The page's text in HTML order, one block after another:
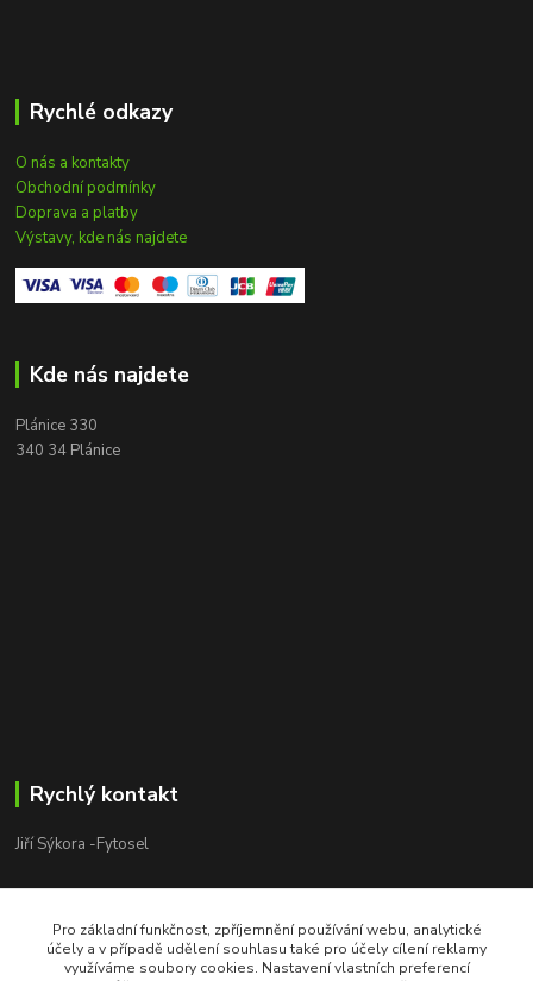
Rychlé odkazy
O nás a kontakty
Obchodní podmínky
Doprava a platby
Výstavy, kde nás najdete
Kde nás najdete
Plánice 330
340 34 Plánice
Rychlý kontakt
Jiří Sýkora -Fytosel
+420 603 170 413
V pracovní dny 8:00 - 18:00
Pro základní funkčnost, zpříjemnění používání webu, analytické
účely a v případě udělení souhlasu také pro účely cílení reklamy
využíváme soubory cookies. Nastavení vlastních preferencí